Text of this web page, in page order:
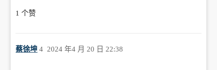
1 个赞
蔡徐坤 2024 年4 月 20 日 22:38
4